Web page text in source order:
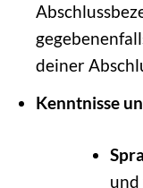
deiner
Kenntnisse
und